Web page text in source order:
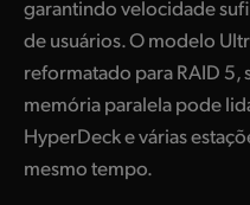
garantindo velocidade
de usuários. O modelo
reformatado para RAID 5,
memória paralela pode
HyperDeck e várias
mesmo tempo.